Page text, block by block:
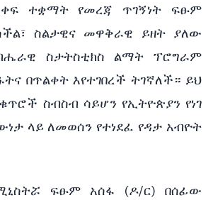
ተቋማት የመረጃ ጥገኝነት ፍፁም
ስልታዊና መዋቅራዊ ይዘት ያለው
ስታትስቲክስ ልማት ፕሮግራም
በጥልቀት እየተገበረች ትገኛለች። ይህ
ስብስብ ሳይሆን የኢትዮጵያን የነገ
ላይ ለመወሰን የተነደፈ የዳታ አብዮት
ፍፁም አሰፋ (ዶ/ር) በሰፊው